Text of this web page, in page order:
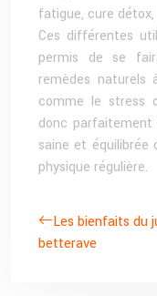
fatigue, cure
Ces différentes
permis de se
remèdes naturels
comme le stress
donc
saine et
physique régulière.
Les bienfaits du
betterave